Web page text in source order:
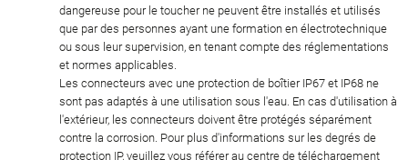
dangereuse pour le toucher ne peuvent être installés et utilisés
que par des personnes ayant une formation en électrotechnique
ou sous leur supervision, en tenant compte des réglementations
et normes applicables.
Les connecteurs avec une protection de boîtier IP67 et IP68 ne
sont pas adaptés à une utilisation sous l'eau. En cas d'utilisation à
l'extérieur, les connecteurs doivent être protégés séparément
contre la corrosion. Pour plus d'informations sur les degrés de
protection IP, veuillez vous référer au centre de téléchargement